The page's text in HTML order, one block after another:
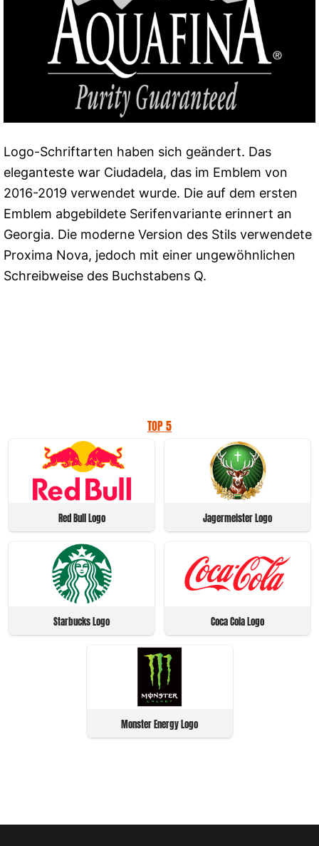
Logo-Schriftarten haben sich geändert. Das
eleganteste war Ciudadela, das im Emblem von
2016-2019 verwendet wurde. Die auf dem ersten
Emblem abgebildete Serifenvariante erinnert an
Georgia. Die moderne Version des Stils verwendete
Proxima Nova, jedoch mit einer ungewöhnlichen
Schreibweise des Buchstabens Q.
TOP 5
Red Bull Logo Jagermeister Logo
Starbucks Logo Coca Cola Logo
Monster Energy Logo